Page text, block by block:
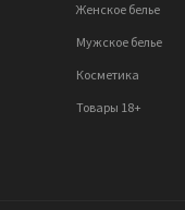
Женское белье
Мужское белье
Косметика
Товары 18+